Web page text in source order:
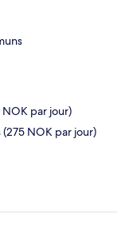
NOK par jour)
NOK par jour)